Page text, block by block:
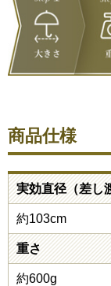
商品仕様
実効直径（差し
約103cm
重さ
約600g